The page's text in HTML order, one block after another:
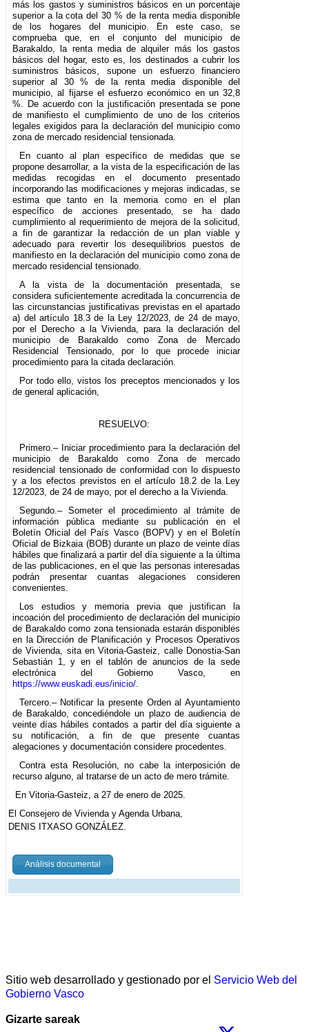
más los gastos y suministros básicos en un porcentaje
superior a la cota del 30 % de la renta media disponible
de los hogares del municipio. En este caso, se
comprueba que, en el conjunto del municipio de
Barakaldo, la renta media de alquiler más los gastos
básicos del hogar, esto es, los destinados a cubrir los
suministros básicos, supone un esfuerzo financiero
superior al 30 % de la renta media disponible del
municipio, al fijarse el esfuerzo económico en un 32,8
%. De acuerdo con la justificación presentada se pone
de manifiesto el cumplimiento de uno de los criterios
legales exigidos para la declaración del municipio como
zona de mercado residencial tensionada.
En cuanto al plan específico de medidas que se
propone desarrollar, a la vista de la especificación de las
medidas recogidas en el documento presentado
incorporando las modificaciones y mejoras indicadas, se
estima que tanto en la memoria como en el plan
específico de acciones presentado, se ha dado
cumplimiento al requerimiento de mejora de la solicitud,
a fin de garantizar la redacción de un plan viable y
adecuado para revertir los desequilibrios puestos de
manifiesto en la declaración del municipio como zona de
mercado residencial tensionado.
A la vista de la documentación presentada, se
considera suficientemente acreditada la concurrencia de
las circunstancias justificativas previstas en el apartado
a) del artículo 18.3 de la Ley 12/2023, de 24 de mayo,
por el Derecho a la Vivienda, para la declaración del
municipio de Barakaldo como Zona de Mercado
Residencial Tensionado, por lo que procede iniciar
procedimiento para la citada declaración.
Por todo ello, vistos los preceptos mencionados y los
de general aplicación,
RESUELVO:
Primero.– Iniciar procedimiento para la declaración del
municipio de Barakaldo como Zona de mercado
residencial tensionado de conformidad con lo dispuesto
y a los efectos previstos en el artículo 18.2 de la Ley
12/2023, de 24 de mayo, por el derecho a la Vivienda.
Segundo.– Someter el procedimiento al trámite de
información pública mediante su publicación en el
Boletín Oficial del País Vasco (BOPV) y en el Boletín
Oficial de Bizkaia (BOB) durante un plazo de veinte días
hábiles que finalizará a partir del día siguiente a la última
de las publicaciones, en el que las personas interesadas
podrán presentar cuantas alegaciones consideren
convenientes.
Los estudios y memoria previa que justifican la
incoación del procedimiento de declaración del municipio
de Barakaldo como zona tensionada estarán disponibles
en la Dirección de Planificación y Procesos Operativos
de Vivienda, sita en Vitoria-Gasteiz, calle Donostia-San
Sebastián 1, y en el tablón de anuncios de la sede
electrónica del Gobierno Vasco, en
https://www.euskadi.eus/inicio/
Tercero.– Notificar la presente Orden al Ayuntamiento
de Barakaldo, concediéndole un plazo de audiencia de
veinte días hábiles contados a partir del día siguiente a
su notificación, a fin de que presente cuantas
alegaciones y documentación considere procedentes.
Contra esta Resolución, no cabe la interposición de
recurso alguno, al tratarse de un acto de mero trámite.
En Vitoria-Gasteiz, a 27 de enero de 2025.
El Consejero de Vivienda y Agenda Urbana,
DENIS ITXASO GONZÁLEZ.
Análisis documental
Sitio web desarrollado y gestionado por el Servicio Web del
Gobierno Vasco
Gizarte sareak